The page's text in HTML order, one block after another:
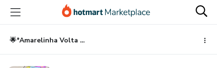
para
conteúdo
principal
para
pagamento
para
rodapé
🌟*Amarelinha Volta às Aulas!*🎉